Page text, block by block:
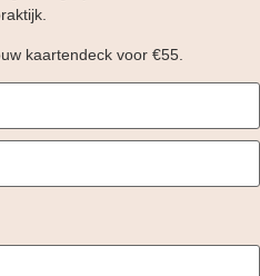
kaartendeck voor €55.